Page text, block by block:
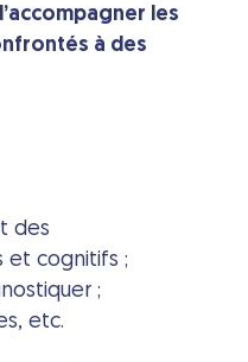
les
à des
des
et cognitifs ;
;
etc.